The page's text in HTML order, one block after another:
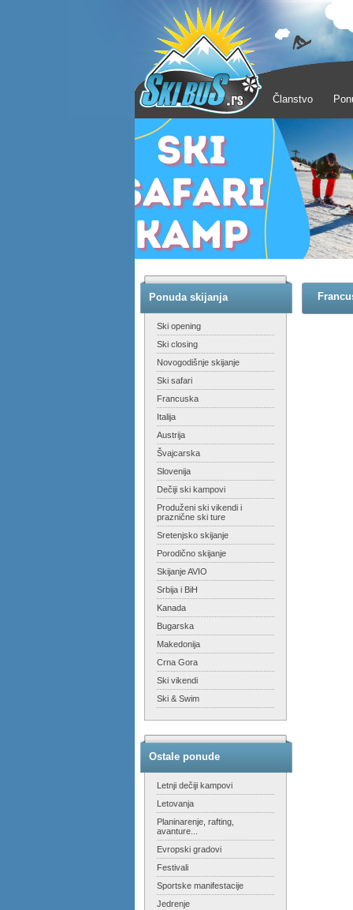
Članstvo
Ponuda skijanja
Ski opening
Ski closing
Novogodišnje skijanje
Ski safari
Francuska
Italija
Austrija
Švajcarska
Slovenija
Dečiji ski kampovi
Produženi ski vikendi i
praznične ski ture
Sretenjsko skijanje
Porodično skijanje
Skijanje AVIO
Srbija i BiH
Kanada
Bugarska
Makedonija
Crna Gora
Ski vikendi
Ski & Swim
Ostale ponude
Letnji dečiji kampovi
Letovanja
Planinarenje, rafting,
avanture...
Evropski gradovi
Festivali
Sportske manifestacije
Jedrenje